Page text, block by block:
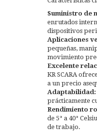
Suministro de
enrutados
dispositivos
Aplicaciones
pequeñas,
movimiento
Excelente
KR SCARA
a un precio
Adaptabilidad:
prácticamente
Rendimiento
de 5° a 40°
de trabajo.